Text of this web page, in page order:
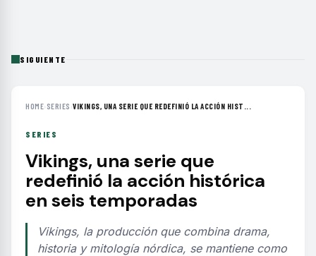
SIGUIENTE
HOME› SERIES ›VIKINGS, UNA SERIE QUE REDEFINIÓ LA ACCIÓN HIST...
SERIES
Vikings, una serie que
redefinió la acción histórica
en seis temporadas
Vikings, la producción que combina drama,
historia y mitología nórdica, se mantiene como